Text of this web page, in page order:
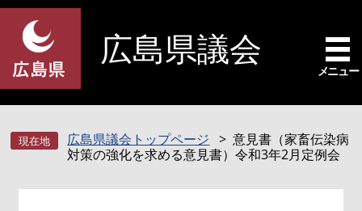
ペ
先
頭
す
メ
を
飛
し
広島県議会
メニュー
広島県議会トップページ
意見書（家畜伝染病
対策の強化を求める意見書）令和3年2月定例会